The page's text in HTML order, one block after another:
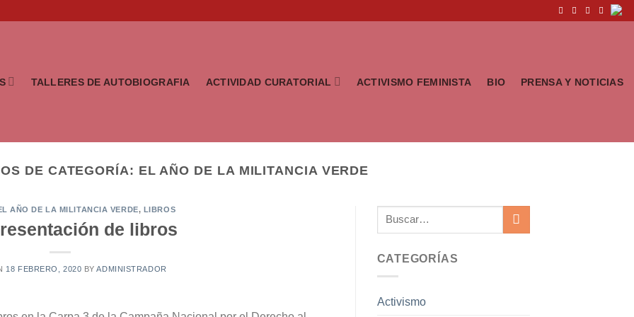
TALLERES DE AUTOBIOGRAFIA ACTIVIDAD CURATORIAL ACTIVISMO FEMINISTA BIO PRENSA Y NOTICIAS
DE CATEGORÍA: EL AÑO DE LA MILITANCIA VERDE
AÑO DE LA MILITANCIA VERDE, LIBROS
de libros
18 FEBRERO, 2020 BYADMINISTRADOR
CATEGORÍAS
Activismo